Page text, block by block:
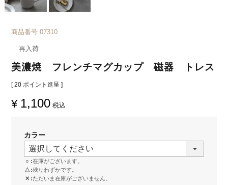
商品番号 07310
再入荷
美濃焼 フレンチマグカップ 磁器 トレス
[ 20 ポイント進呈 ]
¥ 1,100 税込
カラー
○
在庫がございます。
△ 残りわずかです。
✕
ただいま在庫がございません。